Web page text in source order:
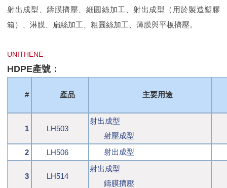
射出成型、鑄膜擠壓、細圓絲加工、射出成型（用於製造塑膠
箱）、淋膜、扁絲加工、粗圓絲加工、薄膜與平板擠壓。
UNITHENE
HDPE產號：
# 產品 主要用途
1 LH503
射出成型
射壓成型
2 LH506 射出成型
3 LH514
射出成型
鑄膜擠壓